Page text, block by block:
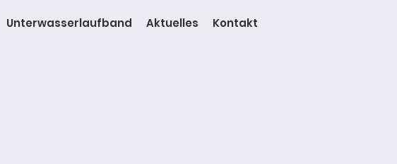
Unterwasserlaufband Aktuelles Kontakt